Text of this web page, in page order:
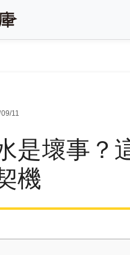
11
是壞事？
機